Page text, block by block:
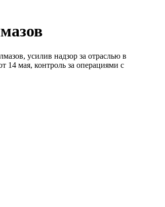
усилив надзор за отраслью в
14 мая, контроль за операциями с